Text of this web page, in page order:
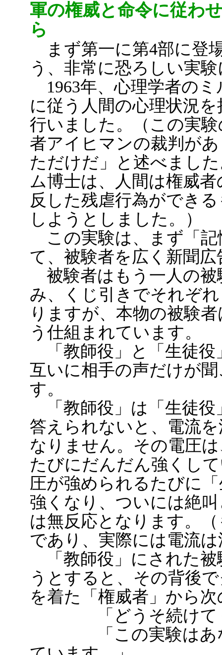
軍の権威と命令に従わ
ら
まず第一に第4部に登
う、非常に恐ろしい実
1963年、心理学者の
に従う人間の心理状況
行いました。（この実
者アイヒマンの裁判が
ただけだ」と述べまし
ム博士は、人間は権威
反した残虐行為ができ
しようとしました。）
この実験は、まず「記
て、被験者を広く新聞
被験者はもう一人の被
み、くじ引きでそれぞ
りますが、本物の被験
う仕組まれています。
「教師役」と「生徒役
互いに相手の声だけが
す。
「教師役」は「生徒役
答えられないと、電流
なりません。その電圧
たびにだんだん強くし
圧が強められるたびに
強くなり、ついには絶
は無反応となります。
であり、実際には電流
「教師役」にされた被
うとすると、その背後
を着た「権威者」から
「どうそ続けてく
「この実験はあな